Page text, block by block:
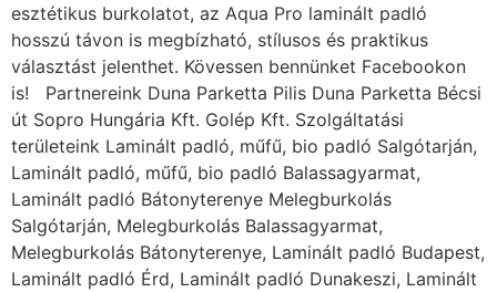
esztétikus burkolatot, az Aqua Pro laminált padló
hosszú távon is megbízható, stílusos és praktikus
választást jelenthet. Kövessen bennünket Facebookon
is! Partnereink Duna Parketta Pilis Duna Parketta Bécsi
út Sopro Hungária Kft. Golép Kft. Szolgáltatási
területeink Laminált padló, műfű, bio padló Salgótarján,
Laminált padló, műfű, bio padló Balassagyarmat,
Laminált padló Bátonyterenye Melegburkolás
Salgótarján, Melegburkolás Balassagyarmat,
Melegburkolás Bátonyterenye, Laminált padló Budapest,
Laminált padló Érd, Laminált padló Dunakeszi, Laminált